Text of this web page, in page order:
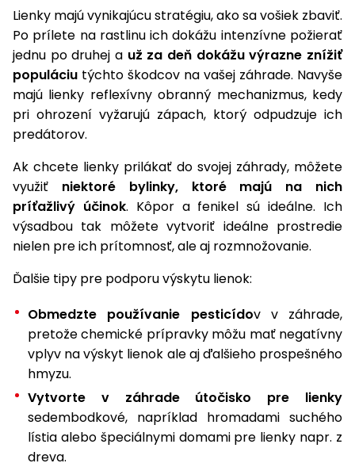
a rosiče
Príslušenstvo
Lienky majú vynikajúcu stratégiu, ako sa vošiek zbaviť.
Po prílete na rastlinu ich dokážu intenzívne požierať
jednu po druhej a už za deň dokážu výrazne znížiť
populáciu týchto škodcov na vašej záhrade. Navyše
majú lienky reflexívny obranný mechanizmus, kedy
pri ohrození vyžarujú zápach, ktorý odpudzuje ich
predátorov.
Ak chcete lienky prilákať do svojej záhrady, môžete
využiť niektoré bylinky, ktoré majú na nich
príťažlivý účinok. Kôpor a fenikel sú ideálne. Ich
výsadbou tak môžete vytvoriť ideálne prostredie
nielen pre ich prítomnosť, ale aj rozmnožovanie.
Ďalšie tipy pre podporu výskytu lienok:
Obmedzte používanie pesticídov v záhrade,
pretože chemické prípravky môžu mať negatívny
vplyv na výskyt lienok ale aj ďalšieho prospešného
hmyzu.
Vytvorte v záhrade útočisko pre lienky
sedembodkové, napríklad hromadami suchého
lístia alebo špeciálnymi domami pre lienky napr. z
dreva.